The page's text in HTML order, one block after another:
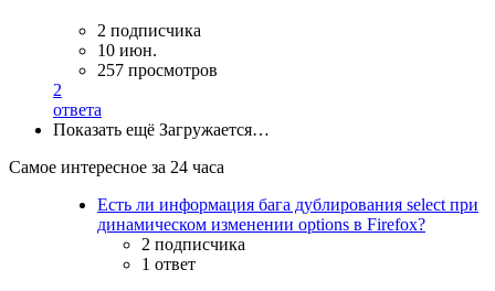
2 подписчика
10 июн.
257 просмотров
2
ответа
Показать ещё Загружается…
Самое интересное за 24 часа
Есть ли информация бага дублирования select при
динамическом изменении options в Firefox?
2 подписчика
1 ответ